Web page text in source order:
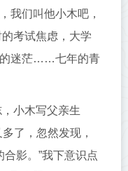
我们叫他小木吧，
考试焦虑，大学
的迷茫……七年的青
小木写父亲生
了，忽然发现，
影。”我下意识点